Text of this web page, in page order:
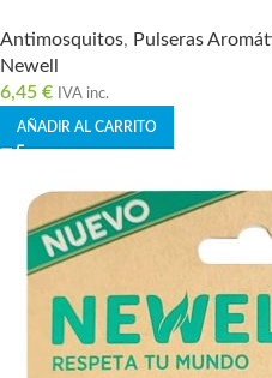
Antimosquitos, Pulseras
Newell
6,45 € IVA inc.
AÑADIR AL CARRITO